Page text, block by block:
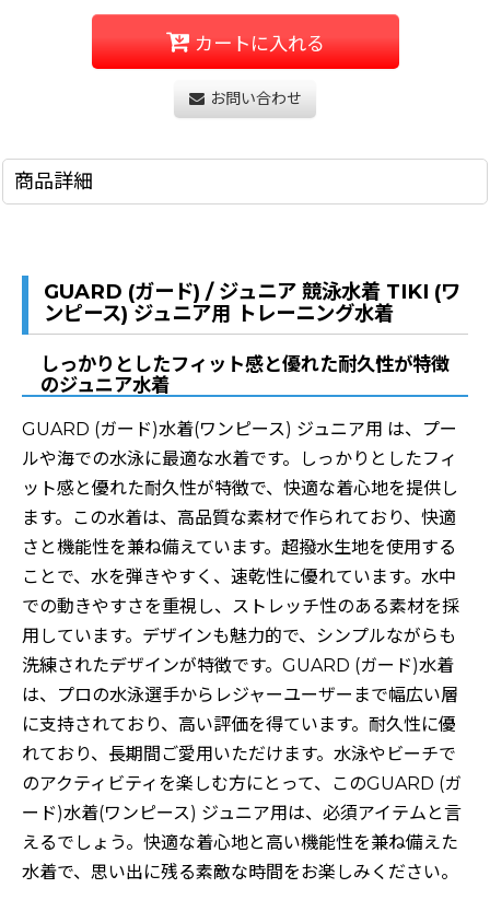
カートに入れる
お問い合わせ
商品詳細
GUARD (ガード) / ジュニア 競泳水着 TIKI (ワ
ンピース) ジュニア用 トレーニング水着
しっかりとしたフィット感と優れた耐久性が特徴
のジュニア水着
GUARD (ガード)水着(ワンピース) ジュニア用 は、プー
ルや海での水泳に最適な水着です。しっかりとしたフィ
ット感と優れた耐久性が特徴で、快適な着心地を提供し
ます。この水着は、高品質な素材で作られており、快適
さと機能性を兼ね備えています。超撥水生地を使用する
ことで、水を弾きやすく、速乾性に優れています。水中
での動きやすさを重視し、ストレッチ性のある素材を採
用しています。デザインも魅力的で、シンプルながらも
洗練されたデザインが特徴です。GUARD (ガード)水着
は、プロの水泳選手からレジャーユーザーまで幅広い層
に支持されており、高い評価を得ています。耐久性に優
れており、長期間ご愛用いただけます。水泳やビーチで
のアクティビティを楽しむ方にとって、このGUARD (ガ
ード)水着(ワンピース) ジュニア用は、必須アイテムと言
えるでしょう。快適な着心地と高い機能性を兼ね備えた
水着で、思い出に残る素敵な時間をお楽しみください。